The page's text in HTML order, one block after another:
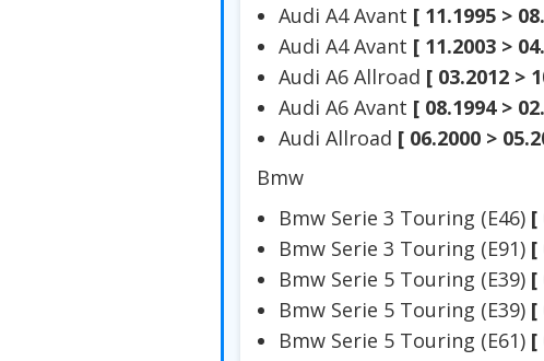
Audi A4 Avant [ 11.1995 >
Audi A4 Avant [ 11.2003 >
Audi A6 Allroad [ 03.2012 >
Audi A6 Avant [ 08.1994 >
Audi Allroad [ 06.2000 >
Bmw
Bmw Serie 3 Touring (E46) [
Bmw Serie 3 Touring (E91) [
Bmw Serie 5 Touring (E39) [
Bmw Serie 5 Touring (E39) [
Bmw Serie 5 Touring (E61) [